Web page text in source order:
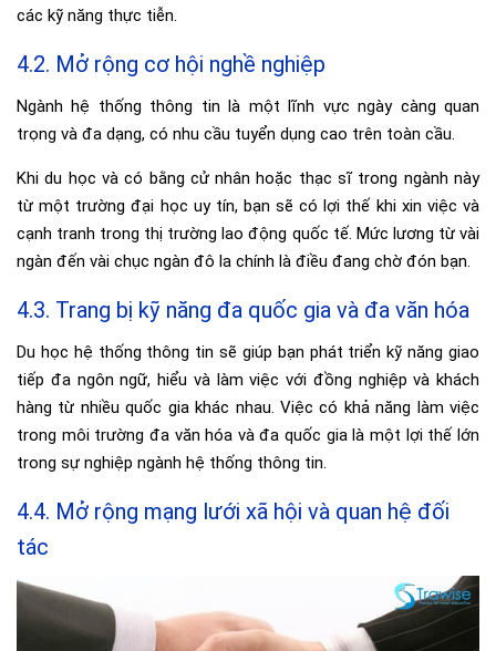
các kỹ năng thực tiễn.
4.2. Mở rộng cơ hội nghề nghiệp
Ngành hệ thống thông tin là một lĩnh vực ngày càng quan
trọng và đa dạng, có nhu cầu tuyển dụng cao trên toàn cầu.
Khi du học và có bằng cử nhân hoặc thạc sĩ trong ngành này
từ một trường đại học uy tín, bạn sẽ có lợi thế khi xin việc và
cạnh tranh trong thị trường lao động quốc tế. Mức lương từ vài
ngàn đến vài chục ngàn đô la chính là điều đang chờ đón bạn.
4.3. Trang bị kỹ năng đa quốc gia và đa văn hóa
Du học hệ thống thông tin sẽ giúp bạn phát triển kỹ năng giao
tiếp đa ngôn ngữ, hiểu và làm việc với đồng nghiệp và khách
hàng từ nhiều quốc gia khác nhau. Việc có khả năng làm việc
trong môi trường đa văn hóa và đa quốc gia là một lợi thế lớn
trong sự nghiệp ngành hệ thống thông tin.
4.4. Mở rộng mạng lưới xã hội và quan hệ đối
tác